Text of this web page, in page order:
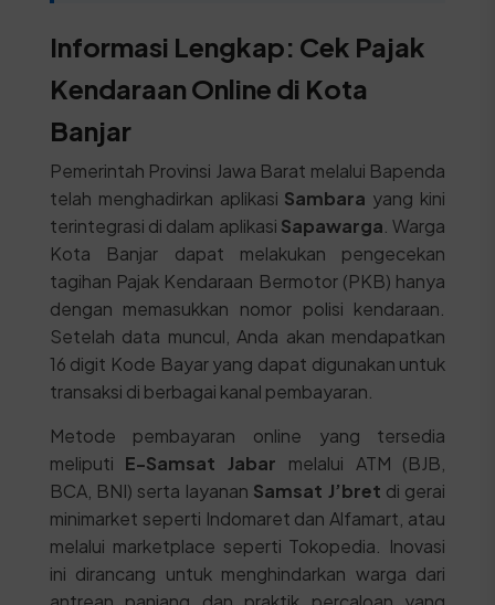
Informasi Lengkap: Cek Pajak
Kendaraan Online di Kota
Banjar
Pemerintah Provinsi Jawa Barat melalui Bapenda
telah menghadirkan aplikasi Sambara yang kini
terintegrasi di dalam aplikasi Sapawarga . Warga
Kota Banjar dapat melakukan pengecekan
tagihan Pajak Kendaraan Bermotor (PKB) hanya
dengan memasukkan nomor polisi kendaraan.
Setelah data muncul, Anda akan mendapatkan
16 digit Kode Bayar yang dapat digunakan untuk
transaksi di berbagai kanal pembayaran.
Metode pembayaran online yang tersedia
meliputi E-Samsat Jabar melalui ATM (BJB,
BCA, BNI) serta layanan Samsat J’bret di gerai
minimarket seperti Indomaret dan Alfamart, atau
melalui marketplace seperti Tokopedia. Inovasi
ini dirancang untuk menghindarkan warga dari